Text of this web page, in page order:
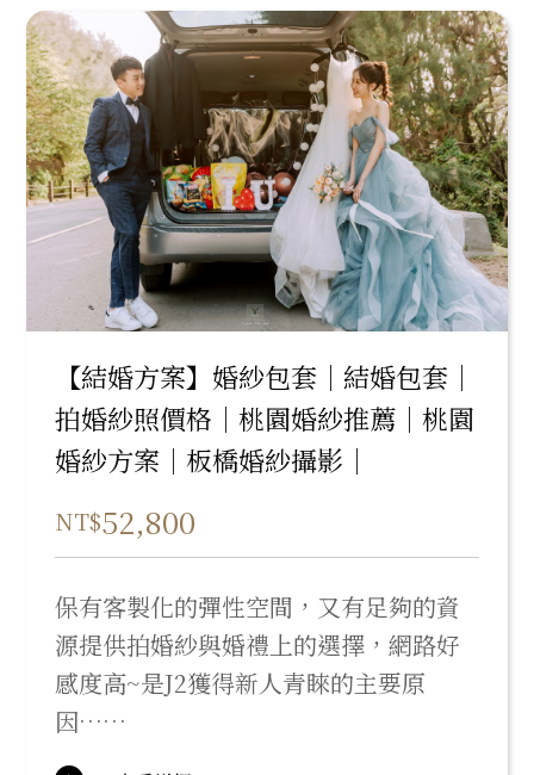
【結婚方案】婚紗包套｜結婚包套｜
拍婚紗照價格｜桃園婚紗推薦｜桃園
婚紗方案｜板橋婚紗攝影｜
NT$52,800
保有客製化的彈性空間，又有足夠的資
源提供拍婚紗與婚禮上的選擇，網路好
感度高~是J2獲得新人青睞的主要原
因……